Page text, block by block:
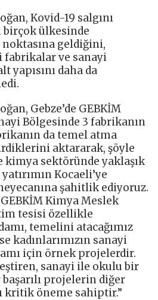
Kovid-19 salgını
birçok ülkesinde
geldiğini,
fabrikalar ve sanayi
daha da
Gebze’de GEBKİM
Bölgesinde 3 fabrikanın
da temel atma
aktararak, şöyle
kimya sektöründe yaklaşık
Kocaeli’ye
şahitlik ediyoruz.
GEBKİM Kimya Meslek
tesisi özellikle
temelini atacağımız
kadınlarımızın sanayi
için örnek projelerdir.
sanayi ile okulu bir
projelerin diğer
kritik öneme sahiptir.”